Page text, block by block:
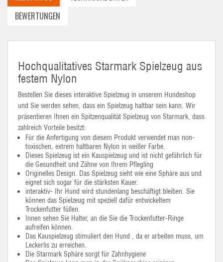
BEWERTUNGEN
Hochqualitatives Starmark Spielzeug aus
festem Nylon
Bestellen Sie dieses interaktive Spielzeug in unserem Hundeshop
und Sie werden sehen, dass ein Spielzeug haltbar sein kann. Wir
präsentieren Ihnen ein Spitzenqualität Spielzeug von Starmark, dass
zahlreich Vorteile besitzt:
Für die Anfertigung von diesem Produkt verwendet man non-
toxischen, extrem haltbaren Nylon in weißer Farbe.
Dieses Spielzeug ist ein Kauspielzeug und ist nicht gefährlich für
die Gesundheit und Zähne von Ihrem Pflegling
Originelles Design. Das Spielzeug sieht wie eine Sphäre aus und
eignet sich sogar für die stärksten Kauer.
interaktiv- Ihr Hund wird stundenlang beschäftigt bleiben. Sie
können das Spielzeug mit speziell dafür entwickeltem
Trockenfutter füllen.
Innen sehen Sie Halter, an die Sie die Trockenfutter-Ringe
aufreifen können.
Das Kauspielzeug stimuliert den Hund , da er arbeiten muss, um
Leckerlis zu erreichen.
Die Starmark Sphäre sorgt für Zahnhygiene